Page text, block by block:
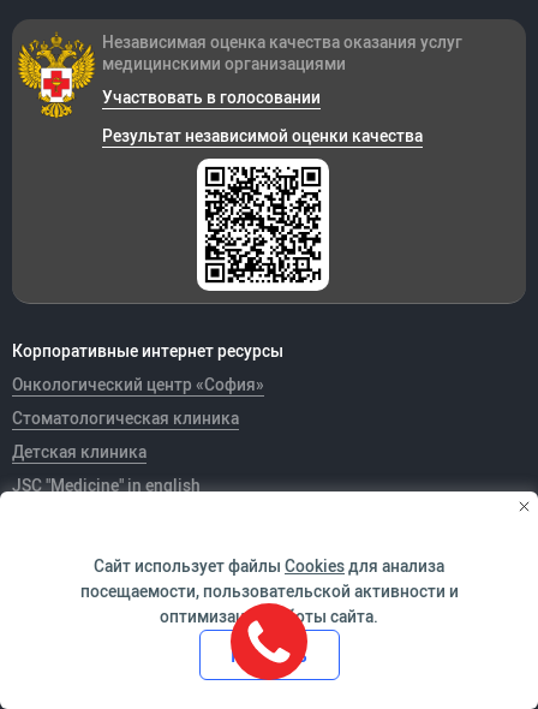
Корпоративные интернет ресурсы
Онкологический центр «София»
Стоматологическая клиника
Детская клиника
JSC "Medicine" in english
Благотворительный фонд «Врачебное братство»
Независимая оценка качества оказания услуг
медицинскими организациями
Участвовать в голосовании
Результат независимой оценки качества
Сайт использует файлы Cookiesдля анализа
посещаемости, пользовательской активности и
оптимизации работы сайта.
Принять